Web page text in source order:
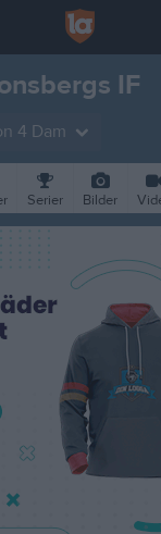
IF
4 Dam
Serier Bilder